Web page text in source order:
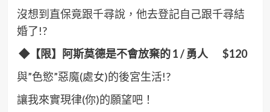
沒想到直保竟跟千尋說，他去登記自己跟千尋結
婚了!?
◆【限】阿斯莫德是不會放棄的 1 / 勇人 $120
與”色慾”惡魔(處女)的後宮生活!?
讓我來實現律(你)的願望吧！